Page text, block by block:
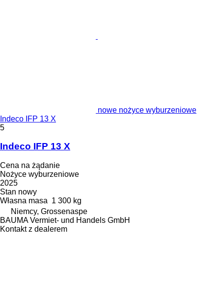
nowe nożyce wyburzeniowe
Indeco IFP 13 X
5
Indeco IFP 13 X
Cena na żądanie
Nożyce wyburzeniowe
2025
Stan nowy
Własna masa 1 300 kg
Niemcy, Grossenaspe
BAUMA Vermiet- und Handels GmbH
Kontakt z dealerem